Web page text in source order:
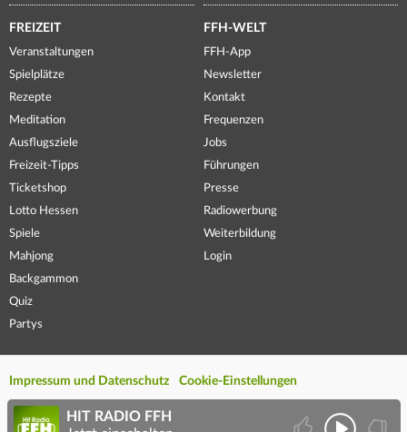
FREIZEIT
Veranstaltungen
Spielplätze
Rezepte
Meditation
Ausflugsziele
Freizeit-Tipps
Ticketshop
Lotto Hessen
Spiele
Mahjong
Backgammon
Quiz
Partys
FFH-WELT
FFH-App
Newsletter
Kontakt
Frequenzen
Jobs
Führungen
Presse
Radiowerbung
Weiterbildung
Login
Impressum und Datenschutz Cookie-Einstellungen
HIT RADIO FFH